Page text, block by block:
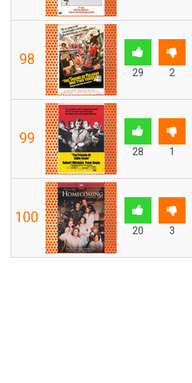
98
29 2
99
28 1
100
20 3